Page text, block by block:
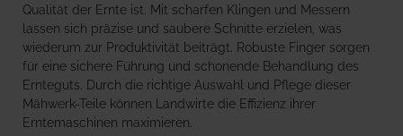
Qualität der Ernte ist. Mit scharfen Klingen und Messern
lassen sich präzise und saubere Schnitte erzielen, was
wiederum zur Produktivität beiträgt. Robuste Finger sorgen
für eine sichere Führung und schonende Behandlung des
Ernteguts. Durch die richtige Auswahl und Pflege dieser
Mähwerk-Teile können Landwirte die Effizienz ihrer
Erntemaschinen maximieren.